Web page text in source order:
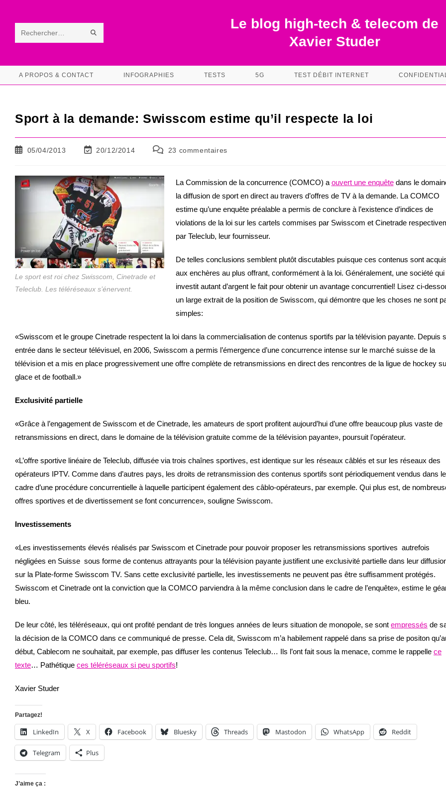
contentRechercher
ce RECHERCHE
Le blog high-tech & telecom de
Xavier Studer
A PROPOS & CONTACT INFOGRAPHIES TESTS 5G TEST DÉBIT INTERNET
Sport à la demande: Swisscom estime qu’il respecte la loi
Publication
05/04/2013
Dernière
la
publication :
20/12/2014
Commentaires
publication :
23 commentaires
Le sport est roi chez Swisscom, Cinetrade et
Teleclub. Les téléréseaux s’énervent.
La Commission de la concurrence (COMCO) a ouvert une enquêtedans le
la diffusion de sport en direct au travers d’offres de TV à la demande. La COMCO
estime qu’une enquête préalable a permis de conclure à l’existence d’indices de
violations de la loi sur les cartels commises par Swisscom et Cinetrade
par Teleclub, leur fournisseur.
De telles conclusions semblent plutôt discutables puisque ces contenus sont
aux enchères au plus offrant, conformément à la loi. Généralement, une société qui
investit autant d’argent le fait pour obtenir un avantage concurrentiel! Lisez ci-
un large extrait de la position de Swisscom, qui démontre que les choses ne sont
simples:
«Swisscom et le groupe Cinetrade respectent la loi dans la commercialisation de contenus sportifs par la télévision payante. Depuis
entrée dans le secteur télévisuel, en 2006, Swisscom a permis l’émergence d’une concurrence intense sur le marché suisse de la
télévision et a mis en place progressivement une offre complète de retransmissions en direct des rencontres de la ligue de hockey
glace et de football.»
Exclusivité partielle
«Grâce à l’engagement de Swisscom et de Cinetrade, les amateurs de sport profitent aujourd’hui d’une offre beaucoup plus vaste de
retransmissions en direct, dans le domaine de la télévision gratuite comme de la télévision payante», poursuit l’opérateur.
«L’offre sportive linéaire de Teleclub, diffusée via trois chaînes sportives, est identique sur les réseaux câblés et sur les réseaux des
opérateurs IPTV. Comme dans d’autres pays, les droits de retransmission des contenus sportifs sont périodiquement vendus dans le
cadre d’une procédure concurrentielle à laquelle participent également des câblo-opérateurs, par exemple. Qui plus est, de
offres sportives et de divertissement se font concurrence», souligne Swisscom.
Investissements
«Les investissements élevés réalisés par Swisscom et Cinetrade pour pouvoir proposer les retransmissions sportives ­ autrefois
négligées en Suisse ­ sous forme de contenus attrayants pour la télévision payante justifient une exclusivité partielle dans leur
sur la Plate-forme Swisscom TV. Sans cette exclusivité partielle, les investissements ne peuvent pas être suffisamment protégés.
Swisscom et Cinetrade ont la conviction que la COMCO parviendra à la même conclusion dans le cadre de l’enquête», estime le
bleu.
De leur côté, les téléréseaux, qui ont profité pendant de très longues années de leurs situation de monopole, se sont empressés de
la décision de la COMCO dans ce communiqué de presse. Cela dit, Swisscom m’a habilement rappelé dans sa prise de positon
début, Cablecom ne souhaitait, par exemple, pas diffuser les contenus Teleclub… Ils l’ont fait sous la menace, comme le rappelle ce
texte… Pathétique ces téléréseaux si peu sportifs!
Xavier Studer
Partagez!
LinkedIn X Facebook Bluesky Threads Mastodon WhatsApp Reddit
Telegram Plus
J’aime ça :